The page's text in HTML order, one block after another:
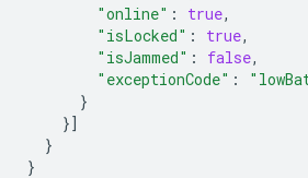
"online" : true,
"isLocked" : true,
"isJammed" : false,
"exceptionCode" :
}
}]
}
}